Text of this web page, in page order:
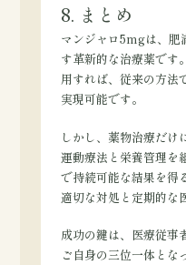
8. まとめ
マンジャロ5mgは、肥
す革新的な治療薬です
用すれば、従来の方法
実現可能です。
しかし、薬物治療だけ
運動療法と栄養管理を
で持続可能な結果を得
適切な対処と定期的な
成功の鍵は、医療従事
ご自身の三位一体とな